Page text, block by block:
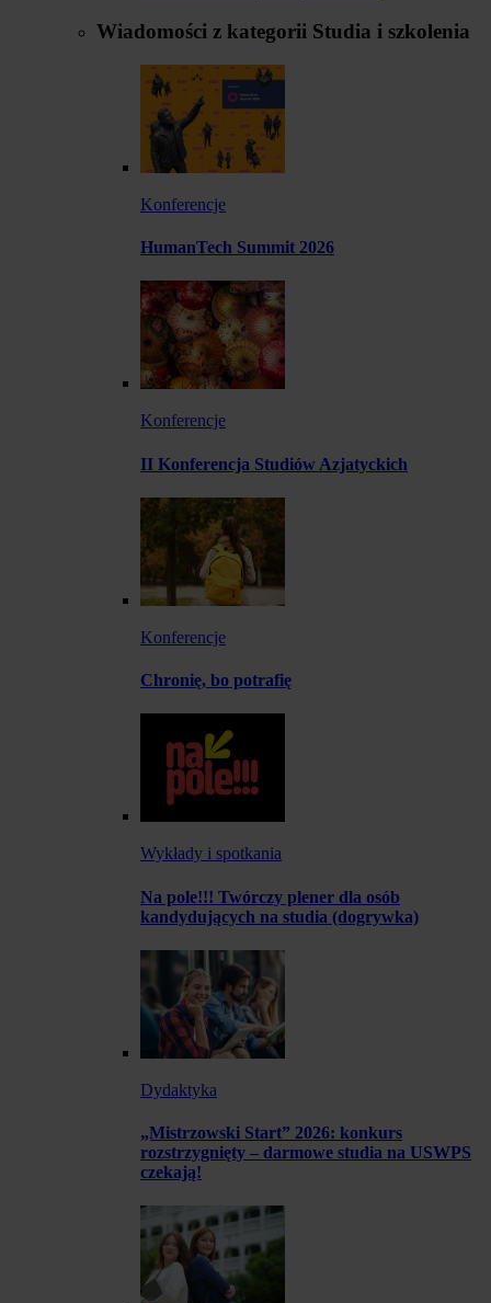
Wiadomości z kategorii Studia i szkolenia
Konferencje
HumanTech Summit 2026
Konferencje
II Konferencja Studiów Azjatyckich
Konferencje
Chronię, bo potrafię
Wykłady i spotkania
Na pole!!! Twórczy plener dla osób
kandydujących na studia (dogrywka)
Dydaktyka
„Mistrzowski Start” 2026: konkurs
rozstrzygnięty – darmowe studia na USWPS
czekają!